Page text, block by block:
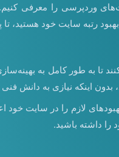
وردپرسی را معرفی کنیم.
رتبه سایت خود هستید، تا
به طور کامل به
اینکه نیازی به دانش
لازم را در سایت خود
داشته باشید.